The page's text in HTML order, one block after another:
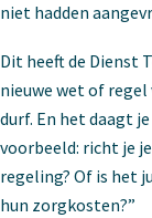
niet hadden
Dit heeft de Dienst
nieuwe wet of
durf. En het daagt
voorbeeld: richt je
regeling? Of is het
hun zorgkosten?”